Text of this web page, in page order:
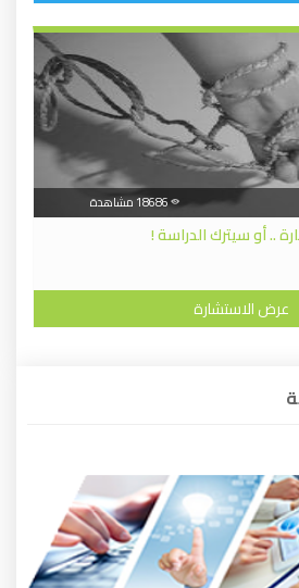
18686 مشاهدة
.. أو سيترك الدراسة !
عرض الاستشارة